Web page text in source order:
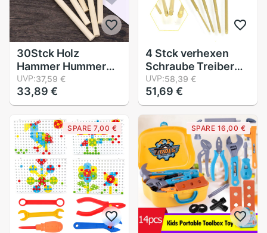
30Stck Holz
Hammer Hummer
Schalentiere
Krabben Hartholz
Hammer Hammer
Spielzeug für
Jungen Mädchen
Leder Handwerk
Schmuck Machen
UVP:37,59 €
33,89 €
4 Stck verhexen
Schraube Treiber
einstellen Titan
Legierung
Reparatur
Werkzeug Bausatz
für RC
Hubschrauber
UVP:58,39 €
51,69 €
SPARE 7,00 € SPARE 16,00 €